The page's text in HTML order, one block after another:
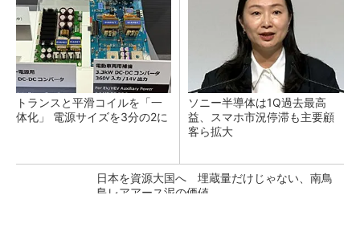
トランスと平滑コイルを「一
体化」 電源サイズを3分の2に
ソニー半導体は1Q過去最高
益、スマホ市況停滞も主要顧
客ら拡大
日本を資源大国へ 埋蔵量だけじゃない、南鳥
島レアアース泥の価値